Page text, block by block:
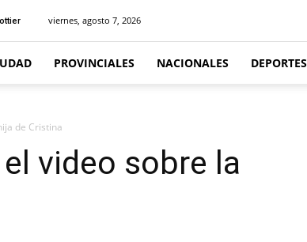
viernes, agosto 7, 2026
PROVINCIALES NACIONALES DEPORTES
de Cristina
video sobre la